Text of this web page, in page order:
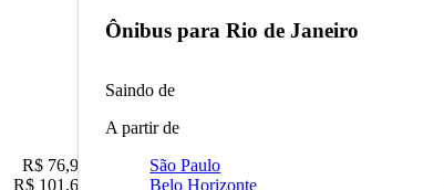
R$ 76,90
R$ 101,67
Ônibus paraRio de Janeiro
Saindo de
A partir de
São Paulo
Belo Horizonte